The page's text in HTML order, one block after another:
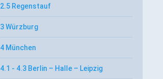
2.5 Regenstauf
3 Würzburg
4 München
4.1 - 4.3 Berlin – Halle – Leipzig